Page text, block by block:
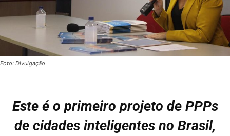
Foto: Divulgação
Este é o primeiro projeto de PPPs
de cidades inteligentes no Brasil,